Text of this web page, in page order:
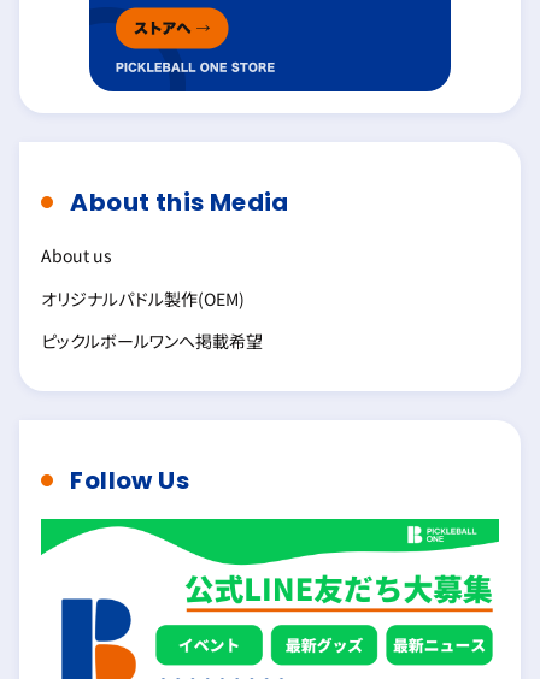
About this Media
About us
オリジナルパドル製作(OEM)
ピックルボールワンへ掲載希望
Follow Us